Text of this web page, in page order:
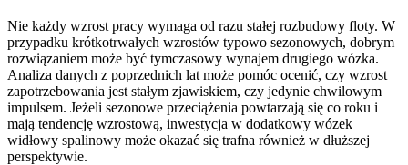
Nie każdy wzrost pracy wymaga od razu stałej rozbudowy floty. W
przypadku krótkotrwałych wzrostów typowo sezonowych, dobrym
rozwiązaniem może być tymczasowy wynajem drugiego wózka.
Analiza danych z poprzednich lat może pomóc ocenić, czy wzrost
zapotrzebowania jest stałym zjawiskiem, czy jedynie chwilowym
impulsem. Jeżeli sezonowe przeciążenia powtarzają się co roku i
mają tendencję wzrostową, inwestycja w dodatkowy wózek
widłowy spalinowy może okazać się trafna również w dłuższej
perspektywie.